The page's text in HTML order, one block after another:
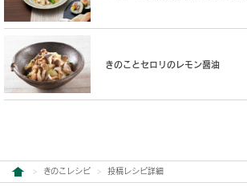
きのことセロリのレモン醤油
きのこレシピ 投稿レシピ詳細